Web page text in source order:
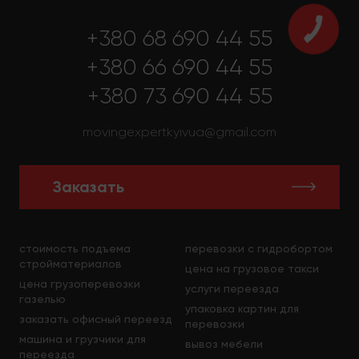
принятием во внимание удаленности от города,
массы груза с количеством грузчиков. Плюс ко
всему прочему во внимание принимается то, на
какой этаж грузчики компании должны будут
поднять вещи.
Дополнительно учитывается вид грузовых машин
для совершения Львов грузоперевозки и
грузоперевозки Украина. В то же самое время
цена транспортировки небольших за своими
нежели в обычном такси. На грузоперевозки
крупногабаритных объектов, чей вес более 1
тонны, мы в Moving Expert обязательно
устанавливаем самые демократичные цены по
сравнению с иными грузовыми такси нашего
города. У нас можно даже заказать перевозку
грузов в 20 тонн.
+380 68 690 44 55
+380 66 690 44 55
+380 73 690 44 55
movingexpertkyivua@gmail.com
Заказать
стоимость подъема
стройматериалов
цена грузоперевозки
газелью
заказать офисный переезд
машина и грузчики для
переезда
перевозки с гидробортом
цена на грузовое такси
услуги переезда
упаковка картин для
перевозки
вывоз мебели